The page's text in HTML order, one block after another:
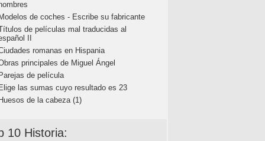
de coches - Escribe su fabricante
de películas mal traducidas al
II
romanas en Hispania
principales de Miguel Ángel
de película
las sumas cuyo resultado es 23
de la cabeza (1)
10 Historia: